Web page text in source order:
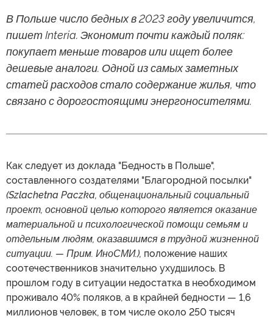
В Польше число бедных в 2023 году увеличится,
пишет Interia. Экономит почти каждый поляк:
покупает меньше товаров или ищет более
дешевые аналоги. Одной из самых заметных
статей расходов стало содержание жилья, что
связано с дорогостоящими энергоносителями.
Как следует из доклада "Бедность в Польше",
составленного создателями "Благородной посылки"
(Szlachetna Paczka, общенациональный социальный
проект, основной целью которого является оказание
материальной и психологической помощи семьям и
отдельным людям, оказавшимся в трудной жизненной
ситуации. — Прим. ИноСМИ.), положение наших
соотечественников значительно ухудшилось. В
прошлом году в ситуации недостатка в необходимом
проживало 40% поляков, а в крайней бедности — 1,6
миллионов человек, в том числе около 250 тысяч